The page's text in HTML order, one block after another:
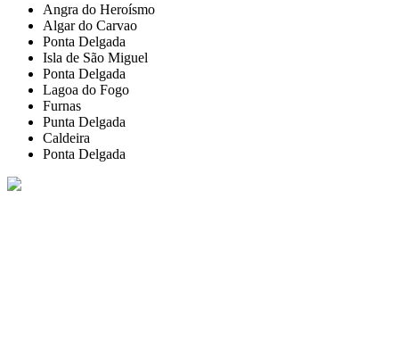
Angra do Heroísmo
Algar do Carvao
Ponta Delgada
Isla de São Miguel
Ponta Delgada
Lagoa do Fogo
Furnas
Punta Delgada
Caldeira
Ponta Delgada